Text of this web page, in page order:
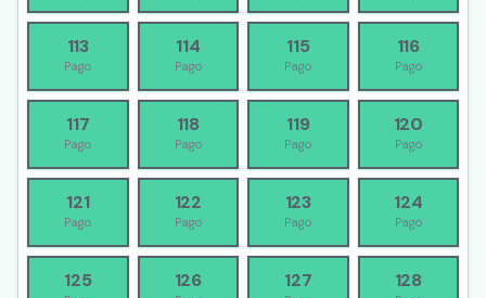
113
Pago
114
Pago
115
Pago
116
Pago
117
Pago
118
Pago
119
Pago
120
Pago
121
Pago
122
Pago
123
Pago
124
Pago
125 126 127 128